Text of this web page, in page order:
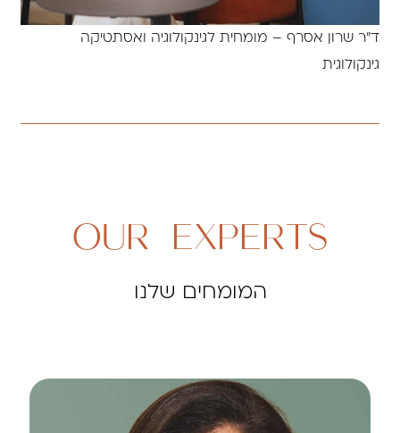
ד"ר שרון אסרף – מומחית לגינקולוגיה ואסתטיקה
גינקולוגית
OUR EXPERTS
המומחים שלנו